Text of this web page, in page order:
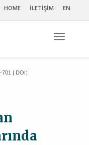
HOME İLETİŞİM EN
701 | DOI: